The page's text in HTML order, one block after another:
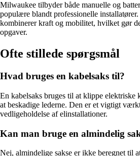
Milwaukee tilbyder både manuelle og
populære blandt professionelle
kombinerer kraft og mobilitet, hvilket gør
opgaver.
Ofte stillede spørgsmål
Hvad bruges en kabelsaks til?
En kabelsaks bruges til at klippe elektriske
at beskadige lederne. Den er et vigtigt
vedligeholdelse af elinstallationer.
Kan man bruge en almindelig
Nej, almindelige sakse er ikke beregnet til